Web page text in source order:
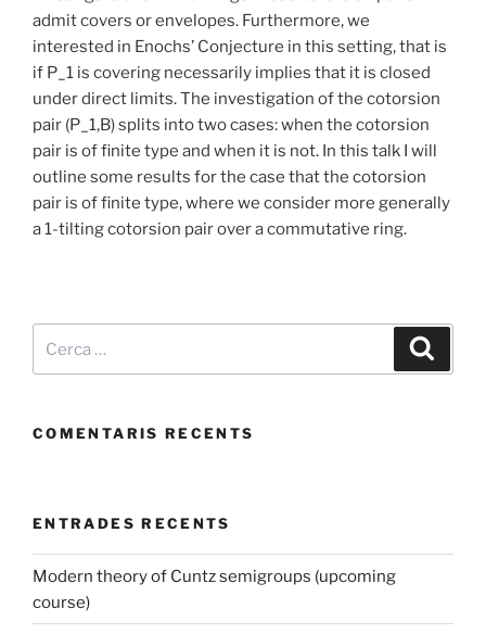
admit covers or envelopes. Furthermore, we
interested in Enochs’ Conjecture in this setting, that is
if P_1 is covering necessarily implies that it is closed
under direct limits. The investigation of the cotorsion
pair (P_1,B) splits into two cases: when the cotorsion
pair is of finite type and when it is not. In this talk I will
outline some results for the case that the cotorsion
pair is of finite type, where we consider more generally
a 1-tilting cotorsion pair over a commutative ring.
COMENTARIS RECENTS
ENTRADES RECENTS
Modern theory of Cuntz semigroups (upcoming
course)